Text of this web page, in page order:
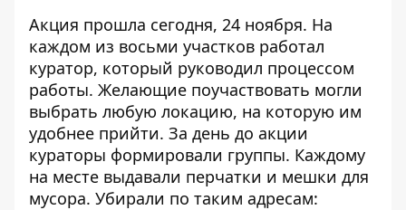
Акция прошла сегодня, 24 ноября. На
каждом из восьми участков работал
куратор, который руководил процессом
работы. Желающие поучаствовать могли
выбрать любую локацию, на которую им
удобнее прийти. За день до акции
кураторы формировали группы. Каждому
на месте выдавали перчатки и мешки для
мусора. Убирали по таким адресам: